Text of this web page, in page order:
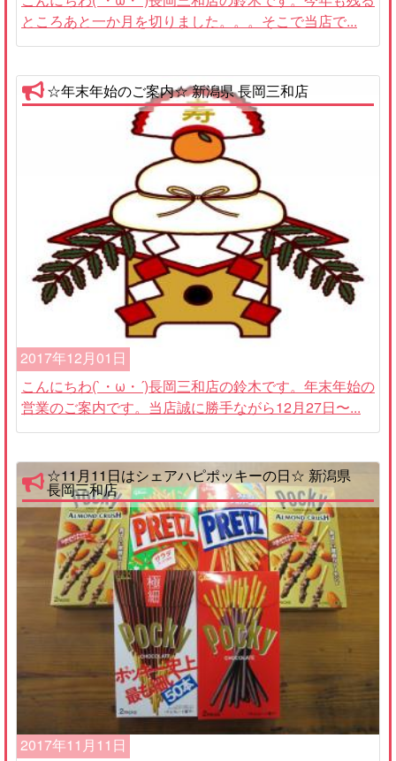
ところあと一か月を切りました。。。そこで当店で...
☆年末年始のご案内☆ 新潟県 長岡三和店
2017年12月01日
こんにちわ(`・ω・´)長岡三和店の鈴木です。年末年始の
営業のご案内です。当店誠に勝手ながら12月27日〜...
☆11月11日はシェアハピポッキーの日☆ 新潟県
長岡三和店
2017年11月11日